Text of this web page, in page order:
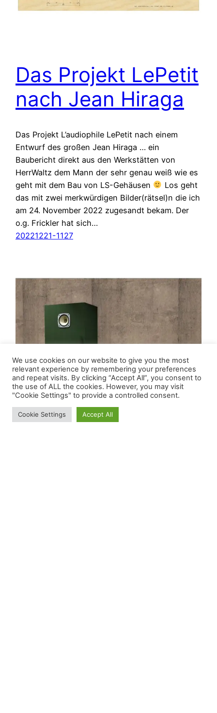
Das Projekt LePetit
nach Jean Hiraga
Das Projekt L’audiophile LePetit nach einem
Entwurf des großen Jean Hiraga … ein
Baubericht direkt aus den Werkstätten von
HerrWaltz dem Mann der sehr genau weiß wie es
geht mit dem Bau von LS-Gehäusen
Los geht
das mit zwei merkwürdigen Bilder(rätsel)n die ich
am 24. November 2022 zugesandt bekam. Der
o.g. Frickler hat sich…
20221221-1127
We use cookies on our website to give you the most
relevant experience by remembering your preferences
and repeat visits. By clicking “Accept All”, you consent to
the use of ALL the cookies. However, you may visit
"Cookie Settings" to provide a controlled consent.
Cookie Settings Accept All